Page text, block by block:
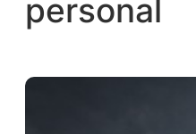
personal